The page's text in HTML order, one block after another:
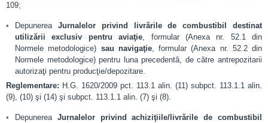
109;
Depunerea Jurnalelor privind livrările de combustibil destinat
utilizării exclusiv pentru aviaţie, formular (Anexa nr. 52.1 din
Normele metodologice) sau navigaţie, formular (Anexa nr. 52.2 din
Normele metodologice) pentru luna precedentă, de către antrepozitarii
autorizaţi pentru producţie/depozitare.
Reglementare: H.G. 1620/2009 pct. 113.1 alin. (11) subpct. 113.1.1 alin.
(9), (10) şi (14) şi subpct. 113.1.1 alin. (7) şi (8).
Depunerea Jurnalelor privind achiziţiile/livrările de combustibil